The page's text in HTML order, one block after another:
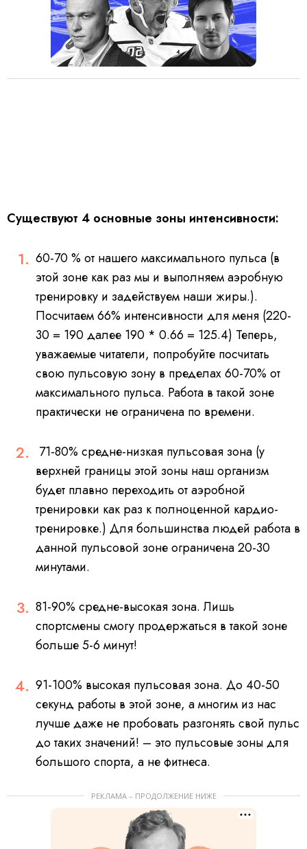
Существуют 4 основные зоны интенсивности:
60-70 % от нашего максимального пульса (в
этой зоне как раз мы и выполняем аэробную
тренировку и задействуем наши жиры.).
Посчитаем 66% интенсивности для меня (220-
30 = 190 далее 190 * 0.66 = 125.4) Теперь,
уважаемые читатели, попробуйте посчитать
свою пульсовую зону в пределах 60-70% от
максимального пульса. Работа в такой зоне
практически не ограничена по времени.
71-80% средне-низкая пульсовая зона (у
верхней границы этой зоны наш организм
будет плавно переходить от аэробной
тренировки как раз к полноценной кардио-
тренировке.) Для большинства людей работа в
данной пульсовой зоне ограничена 20-30
минутами.
81-90% средне-высокая зона. Лишь
спортсмены смогу продержаться в такой зоне
больше 5-6 минут!
91-100% высокая пульсовая зона. До 40-50
секунд работы в этой зоне, а многим из нас
лучше даже не пробовать разгонять свой пульс
до таких значений! – это пульсовые зоны для
большого спорта, а не фитнеса.
РЕКЛАМА – ПРОДОЛЖЕНИЕ НИЖЕ